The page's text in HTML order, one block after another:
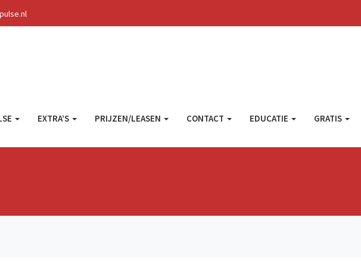
EXTRA’S PRIJZEN/LEASEN CONTACT EDUCATIE GRATIS